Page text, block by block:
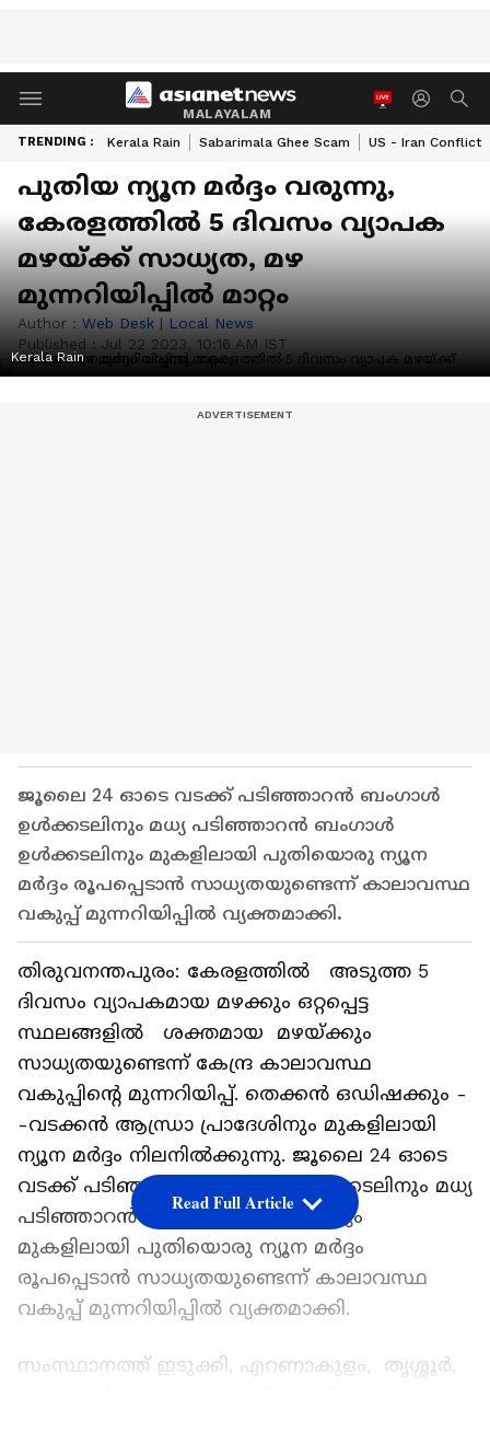
MALAYALAM
TRENDING : Kerala Rain Sabarimala Ghee Scam US - Iran Conflict
പുതിയ ന്യൂന മർദ്ദം വരുന്നു,
കേരളത്തിൽ 5 ദിവസം വ്യാപക
മഴയ്ക്ക് സാധ്യത, മഴ
മുന്നറിയിപ്പിൽ മാറ്റം
Author : Web Desk | Local News
Published : Jul 22 2023, 10:16 AM IST
Kerala Rain
ജൂലൈ 24 ഓടെ വടക്ക് പടിഞ്ഞാറൻ ബംഗാൾ
ഉൾക്കടലിനും മധ്യ പടിഞ്ഞാറൻ ബംഗാൾ
ഉൾക്കടലിനും മുകളിലായി പുതിയൊരു ന്യൂന
മർദ്ദം രൂപപ്പെടാൻ സാധ്യതയുണ്ടെന്ന് കാലാവസ്ഥ
വകുപ്പ് മുന്നറിയിപ്പിൽ വ്യക്തമാക്കി.
തിരുവനന്തപുരം: കേരളത്തിൽ അടുത്ത 5
ദിവസം വ്യാപകമായ മഴക്കും ഒറ്റപ്പെട്ട
സ്ഥലങ്ങളിൽ ശക്തമായ മഴയ്ക്കും
സാധ്യതയുണ്ടെന്ന് കേന്ദ്ര കാലാവസ്ഥ
വകുപ്പിന്‍റെ മുന്നറിയിപ്പ്. തെക്കൻ ഒഡിഷക്കും -
-വടക്കൻ ആന്ധ്രാ പ്രാദേശിനും മുകളിലായി
ന്യൂന മർദ്ദം നിലനിൽക്കുന്നു. ജൂലൈ 24 ഓടെ
വടക്ക് പടിഞ്ഞാറൻ ബംഗാൾ ഉൾക്കടലിനും മധ്യ
പടിഞ്ഞാറൻ ബംഗാൾ ഉൾക്കടലിനും
മുകളിലായി പുതിയൊരു ന്യൂന മർദ്ദം
രൂപപ്പെടാൻ സാധ്യതയുണ്ടെന്ന് കാലാവസ്ഥ
വകുപ്പ് മുന്നറിയിപ്പിൽ വ്യക്തമാക്കി.
സംസ്ഥാനത്ത് ഇടുക്കി, എറണാകുളം, തൃശ്ശൂർ,
Read Full Article